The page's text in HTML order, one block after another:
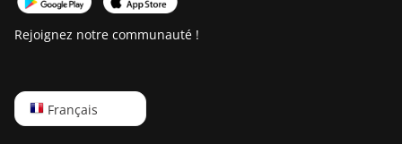
Rejoignez notre communauté !
Français
English